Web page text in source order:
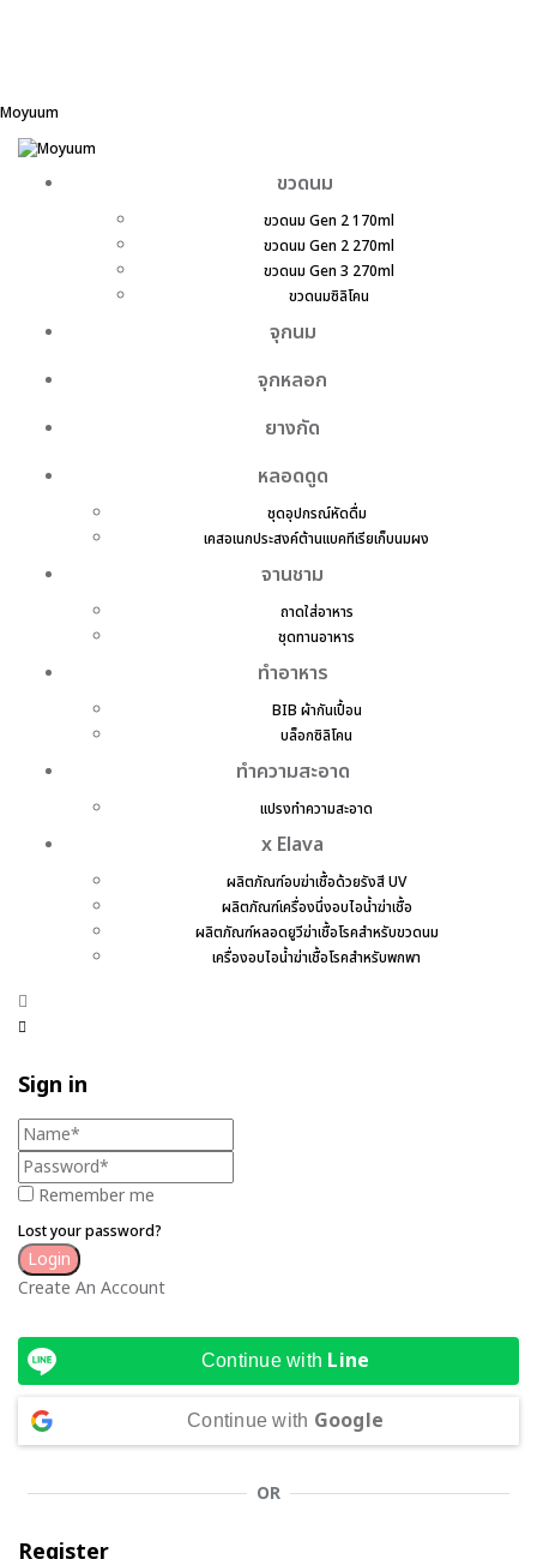
Moyuum
ขวดนม
ขวดนม Gen 2 170ml
ขวดนม Gen 2 270ml
ขวดนม Gen 3 270ml
ขวดนมซิลิโคน
จุกนม
จุกหลอก
ยางกัด
หลอดดูด
ชุดอุปกรณ์หัดดื่ม
เคสอเนกประสงค์ต้านแบคทีเรียเก็บนมผง
จานชาม
ถาดใส่อาหาร
ชุดทานอาหาร
ทำอาหาร
BIB ผ้ากันเปื้อน
บล็อกซิลิโคน
ทำความสะอาด
แปรงทำความสะอาด
x Elava
ผลิตภัณฑ์อบฆ่าเชื้อด้วยรังสี UV
ผลิตภัณฑ์เครื่องนึ่งอบไอน้ำฆ่าเชื้อ
ผลิตภัณฑ์หลอดยูวีฆ่าเชื้อโรคสำหรับขวดนม
เครื่องอบไอน้ำฆ่าเชื้อโรคสำหรับพกพา
Sign in
Remember me
Lost your password?
Create An Account
Continue with Line
Continue with Google
OR
Register